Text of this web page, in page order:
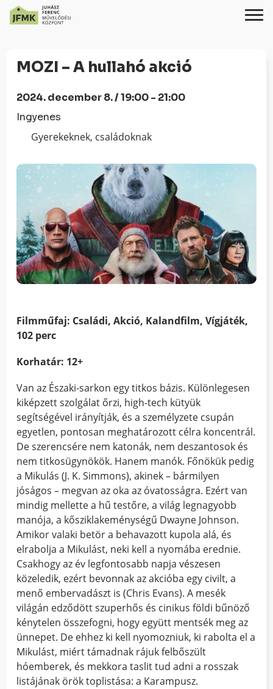
Content
navigációhozMOZI – A hullahó akció
2024. december 8. / 19:00 - 21:00
Ingyenes
Gyerekeknek, családoknak
Filmműfaj: Családi,Akció, Kalandfilm, Vígjáték,
102 perc
Korhatár: 12+
Van az Északi-sarkon egy titkos bázis. Különlegesen
kiképzett szolgálat őrzi, high-tech kütyük
segítségével irányítják, és a személyzete csupán
egyetlen, pontosan meghatározott célra koncentrál.
De szerencsére nem katonák, nem deszantosok és
nem titkosügynökök. Hanem manók. Főnökük pedig
a Mikulás (J. K. Simmons), akinek – bármilyen
jóságos – megvan az oka az óvatosságra. Ezért van
mindig mellette a hű testőre, a világ legnagyobb
manója, a kősziklakeménységű Dwayne Johnson.
Amikor valaki betör a behavazott kupola alá, és
elrabolja a Mikulást, neki kell a nyomába erednie.
Csakhogy az év legfontosabb napja vészesen
közeledik, ezért bevonnak az akcióba egy civilt, a
menő embervadászt is (Chris Evans). A mesék
világán edződött szuperhős és cinikus földi bűnöző
kénytelen összefogni, hogy együtt mentsék meg az
ünnepet. De ehhez ki kell nyomozniuk, ki rabolta el a
Mikulást, miért támadnak rájuk felbőszült
hóemberek, és mekkora taslit tud adni a rosszak
listájának örök toplistása: a Karampusz.